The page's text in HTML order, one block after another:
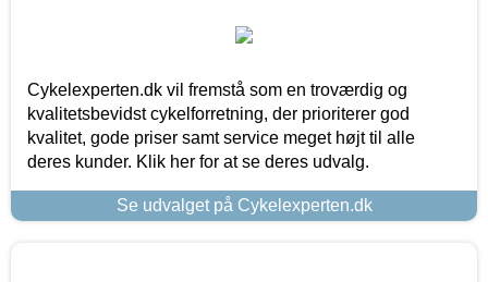
Cykelexperten.dk vil fremstå som en troværdig og
kvalitetsbevidst cykelforretning, der prioriterer god
kvalitet, gode priser samt service meget højt til alle
deres kunder. Klik her for at se deres udvalg.
Se udvalget på Cykelexperten.dk